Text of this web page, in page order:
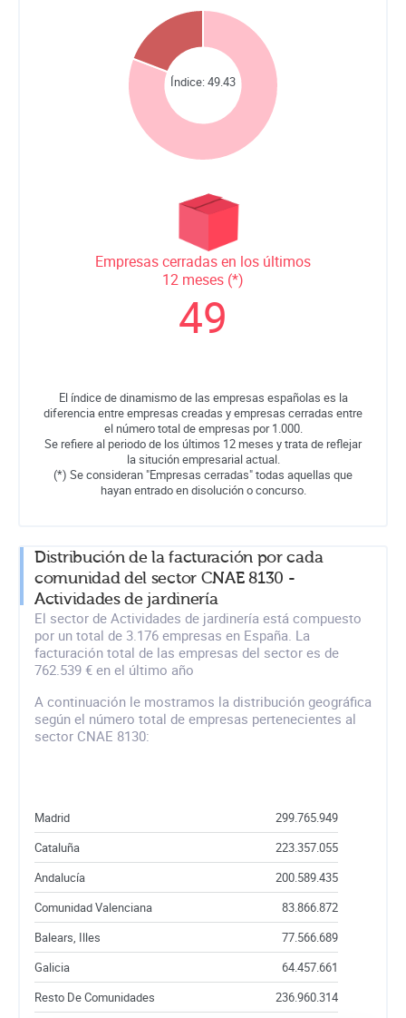
Índice:49.43
Empresas cerradas en los últimos
12 meses (*)
49
El índice de dinamismo de las empresas españolas es la
diferencia entre empresas creadas y empresas cerradas entre
el número total de empresas por 1.000.
Se refiere al periodo de los últimos 12 meses y trata de reflejar
la situción empresarial actual.
(*) Se consideran "Empresas cerradas" todas aquellas que
hayan entrado en disolución o concurso.
Distribución de la facturación por cada
comunidad del sector CNAE 8130 -
Actividades de jardinería
El sector de Actividades de jardinería está compuesto
por un total de 3.176 empresas en España. La
facturación total de las empresas del sector es de
762.539 € en el último año
A continuación le mostramos la distribución geográfica
según el número total de empresas pertenecientes al
sector CNAE 8130:
Madrid
299.765.949
Cataluña
223.357.055
Andalucía
200.589.435
Comunidad Valenciana
83.866.872
Balears, Illes
77.566.689
Galicia
64.457.661
Resto De Comunidades
236.960.314